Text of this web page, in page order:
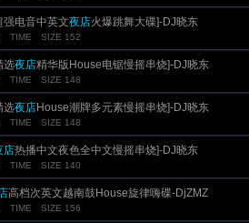
强电音中英文夜店火爆跳舞大碟]-DJ晓东
TIME SIZE 152
选夜店精华版House电锯慢摇串烧]-DJ晓东
TIME SIZE 148
选夜店House潮牌多元素慢摇串烧]-DJ晓东
TIME SIZE 148
店热播中文夜色全中文慢摇串烧]-DJ晓东
TIME SIZE 140
高档次英文越南鼓House旋律嗨碟-DjZMZ
TIME SIZE 156